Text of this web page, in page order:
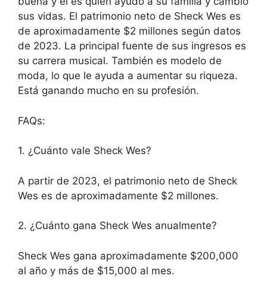
sus vidas. El patrimonio neto de Sheck Wes es
de aproximadamente $2 millones según datos
de 2023. La principal fuente de sus ingresos es
su carrera musical. También es modelo de
moda, lo que le ayuda a aumentar su riqueza.
Está ganando mucho en su profesión.
FAQs:
1. ¿Cuánto vale Sheck Wes?
A partir de 2023, el patrimonio neto de Sheck
Wes es de aproximadamente $2 millones.
2. ¿Cuánto gana Sheck Wes anualmente?
Sheck Wes gana aproximadamente $200,000
al año y más de $15,000 al mes.